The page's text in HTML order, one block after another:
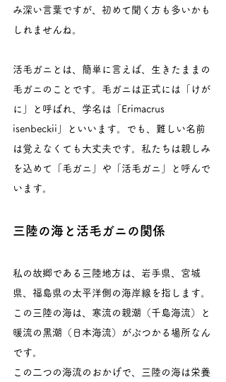
み深い言葉ですが、初めて聞く方も多いかも
しれませんね。
活毛ガニとは、簡単に言えば、生きたままの
毛ガニのことです。毛ガニは正式には「けが
に」と呼ばれ、学名は「Erimacrus
isenbeckii」といいます。でも、難しい名前
は覚えなくても大丈夫です。私たちは親しみ
を込めて「毛ガニ」や「活毛ガニ」と呼んで
います。
三陸の海と活毛ガニの関係
私の故郷である三陸地方は、岩手県、宮城
県、福島県の太平洋側の海岸線を指します。
この三陸の海は、寒流の親潮（千島海流）と
暖流の黒潮（日本海流）がぶつかる場所なん
です。
この二つの海流のおかげで、三陸の海は栄養